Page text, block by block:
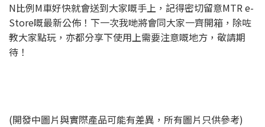
N比例M車好快就會送到大家嘅手上，記得密切留意MTR e-
Store嘅最新公佈！下一次我哋將會同大家一齊開箱，除咗
教大家點玩，亦都分享下使用上需要注意嘅地方，敬請期
待！
(開發中圖片與實際產品可能有差異，所有圖片只供參考)